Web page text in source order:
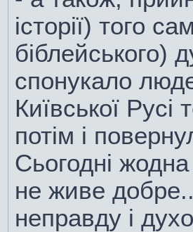
історії) того
біблейського)
спонукало
Київської
потім і
Сьогодні
не живе
неправду і